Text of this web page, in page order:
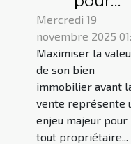
maximiser
valeur de
votre
avant la
Mercredi 19
novembre 2025
Maximiser la
de son bien
immobilier avant
vente représente
enjeu majeur pour
tout propriétaire...